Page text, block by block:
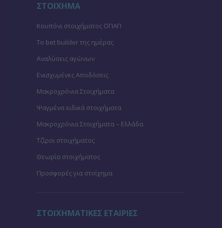
ΣΤΟΙΧΗΜΑ
Κουπόνι στοιχήματος ΟΠΑΠ
To bet builder της ημέρας
Αναλύσεις αγώνων
Ενισχυμένες Αποδόσεις
Μακροχρόνια Στοιχήματα
Ψαγμένα ειδικά στοιχήματα
Μακροχρόνια Στοιχήματα – Ελλάδα
Τζίροι στοιχήματος
Θεωρία στοιχήματος
Προσφορές για στοίχημα
ΣΤΟΙΧΗΜΑΤΙΚΕΣ ΕΤΑΙΡΙΕΣ